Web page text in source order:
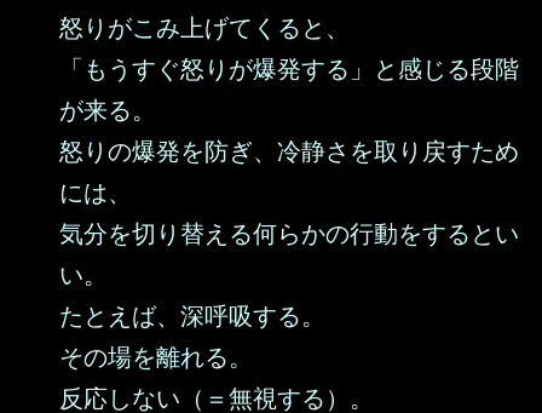
怒りがこみ上げてくると、
「もうすぐ怒りが爆発する」と感じる段階
が来る。
怒りの爆発を防ぎ、冷静さを取り戻すため
には、
気分を切り替える何らかの行動をするとい
い。
たとえば、深呼吸する。
その場を離れる。
反応しない（＝無視する）。